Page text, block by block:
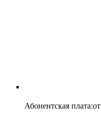
Абонентская плата:от